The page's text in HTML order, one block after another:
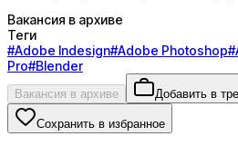
Вакансия в архиве
Теги
#Adobe Indesign#Adobe Photoshop#
Pro#Blender
Вакансия в архиве Добавить в
Сохранить в избранное